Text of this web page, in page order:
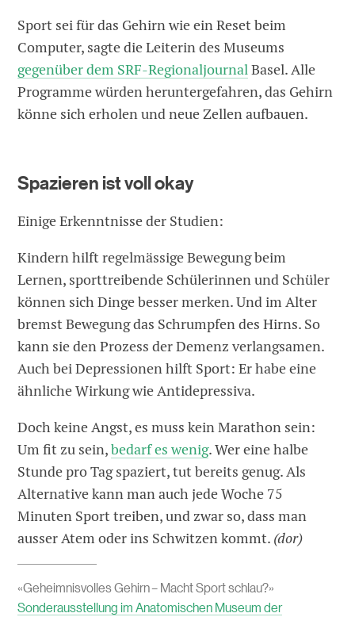
Sport sei für das Gehirn wie ein Reset beim
Computer, sagte die Leiterin des Museums
gegenüber dem SRF-RegionaljournalBasel. Alle
Programme würden heruntergefahren, das Gehirn
könne sich erholen und neue Zellen aufbauen.
Spazieren ist voll okay
Einige Erkenntnisse der Studien:
Kindern hilft regelmässige Bewegung beim
Lernen, sporttreibende Schülerinnen und Schüler
können sich Dinge besser merken. Und im Alter
bremst Bewegung das Schrumpfen des Hirns. So
kann sie den Prozess der Demenz verlangsamen.
Auch bei Depressionen hilft Sport: Er habe eine
ähnliche Wirkung wie Antidepressiva.
Doch keine Angst, es muss kein Marathon sein:
Um fit zu sein,bedarf es wenig. Wer eine halbe
Stunde pro Tag spaziert, tut bereits genug. Als
Alternative kann man auch jede Woche 75
Minuten Sport treiben, und zwar so, dass man
ausser Atem oder ins Schwitzen kommt. (dor)
«Geheimnisvolles Gehirn – Macht Sport schlau?»
Sonderausstellung im Anatomischen Museum der